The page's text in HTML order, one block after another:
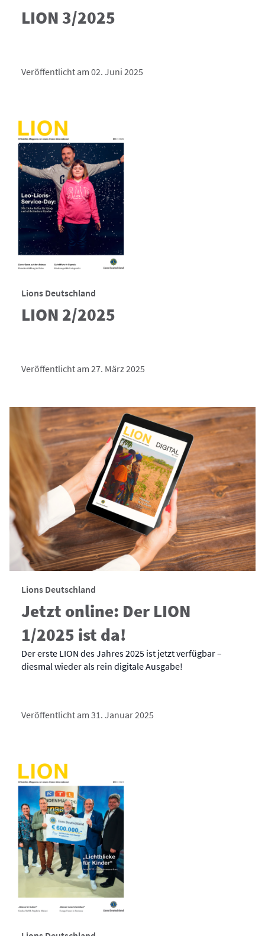
LION 3/2025
Veröffentlicht am 02. Juni 2025
Lions Deutschland
LION 2/2025
Veröffentlicht am 27. März 2025
Lions Deutschland
Jetzt online: Der LION
1/2025 ist da!
Der erste LION des Jahres 2025 ist jetzt verfügbar –
diesmal wieder als rein digitale Ausgabe!
Veröffentlicht am 31. Januar 2025